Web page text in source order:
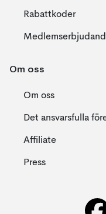
Rabattkoder
Om oss
Om oss
Det ansvarsfulla
Affiliate
Press